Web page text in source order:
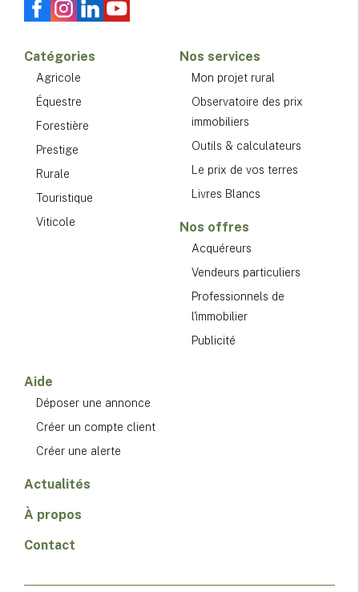
Catégories
Agricole
Équestre
Forestière
Prestige
Rurale
Touristique
Viticole
Nos services
Mon projet rural
Observatoire des prix
immobiliers
Outils & calculateurs
Le prix de vos terres
Livres Blancs
Nos offres
Acquéreurs
Vendeurs particuliers
Professionnels de
l'immobilier
Publicité
Aide
Déposer une annonce
Créer un compte client
Créer une alerte
Actualités
À propos
Contact